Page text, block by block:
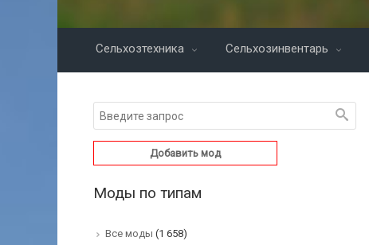
Сельхозтехника Сельхозинвентарь
Добавить мод
Моды по типам
Все моды (1 658)